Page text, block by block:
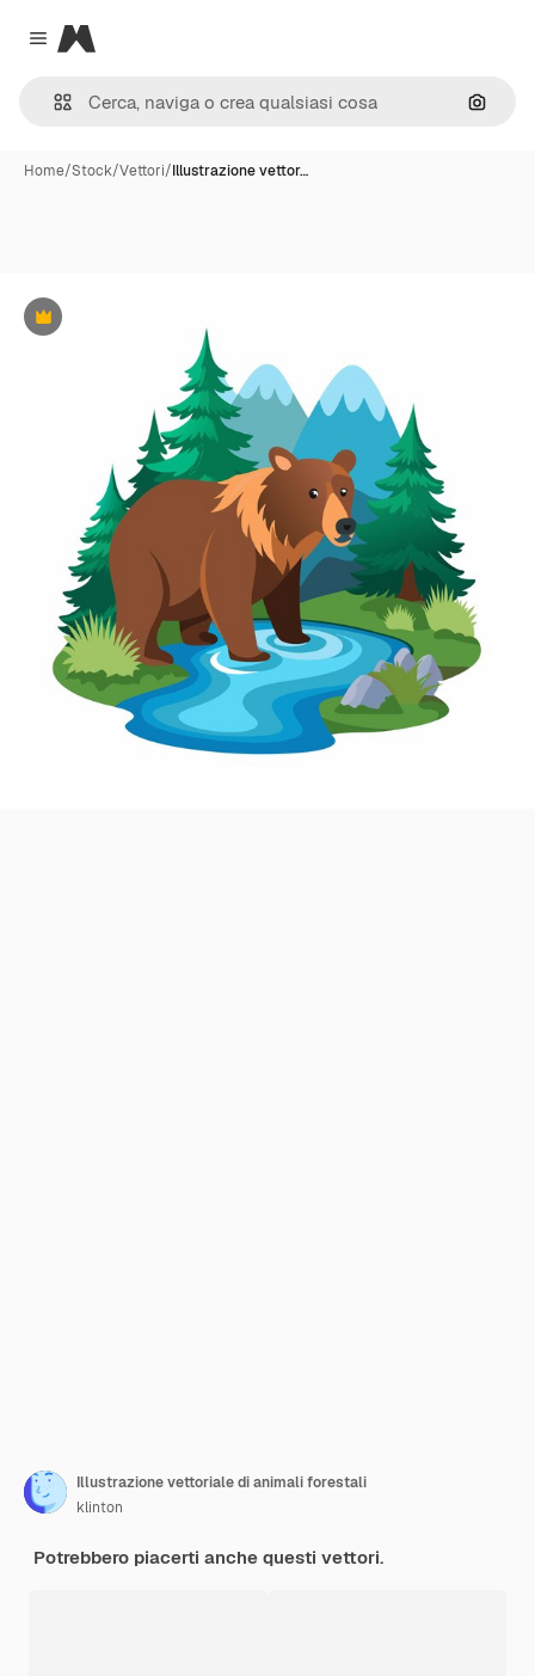
Close menu
Magnific
Cerca
Home/Stock/Vettori/Illustrazione vettor…
Premium
Illustrazione vettoriale di animali forestali
klinton
Potrebbero piacerti anche questi vettori.